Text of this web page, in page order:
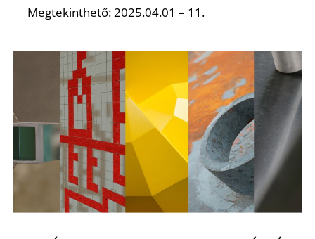
Megtekinthető: 2025.04.01 – 11.